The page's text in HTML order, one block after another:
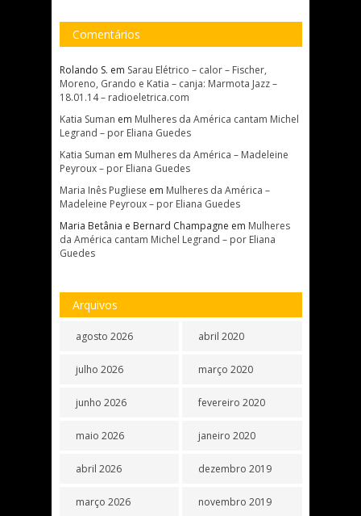
Comentários
Rolando S. em Sarau Elétrico – calor – Fischer,
Moreno, Grando e Katia – canja: Marmota Jazz –
18.01.14 – radioeletrica.com
Katia Suman em Mulheres da América cantam Michel
Legrand – por Eliana Guedes
Katia Suman em Mulheres da América – Madeleine
Peyroux – por Eliana Guedes
Maria Inês Pugliese em Mulheres da América –
Madeleine Peyroux – por Eliana Guedes
Maria Betânia e Bernard Champagne em Mulheres
da América cantam Michel Legrand – por Eliana
Guedes
Arquivos
agosto 2026
julho 2026
junho 2026
maio 2026
abril 2026
março 2026
abril 2020
março 2020
fevereiro 2020
janeiro 2020
dezembro 2019
novembro 2019